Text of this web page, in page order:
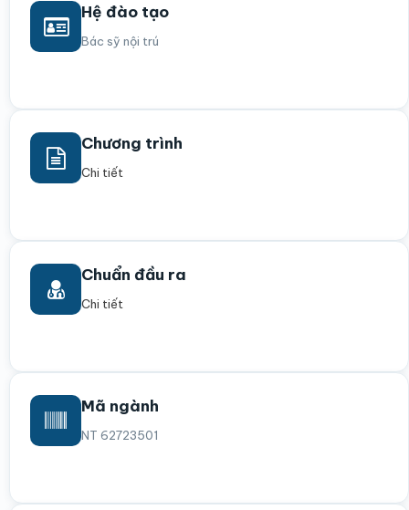
Hệ đào tạo
Bác sỹ nội trú
Chương trình
Chi tiết
Chuẩn đầu ra
Chi tiết
Mã ngành
NT 62723501